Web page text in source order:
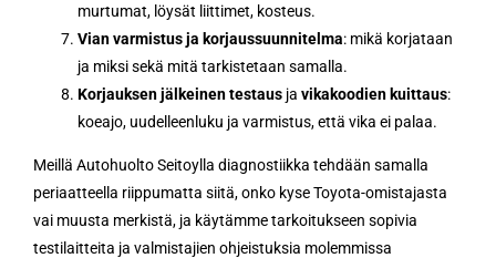
murtumat, löysät liittimet, kosteus.
Vian varmistus ja korjaussuunnitelma: mikä korjataan
ja miksi sekä mitä tarkistetaan samalla.
Korjauksen jälkeinen testaus ja vikakoodien kuittaus:
koeajo, uudelleenluku ja varmistus, että vika ei palaa.
Meillä Autohuolto Seitoylla diagnostiikka tehdään samalla
periaatteella riippumatta siitä, onko kyse Toyota-omistajasta
vai muusta merkistä, ja käytämme tarkoitukseen sopivia
testilaitteita ja valmistajien ohjeistuksia molemmissa